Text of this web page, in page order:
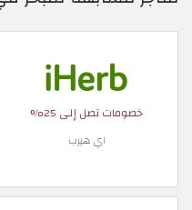
خصومات تصل إلى 25%
اي هيرب